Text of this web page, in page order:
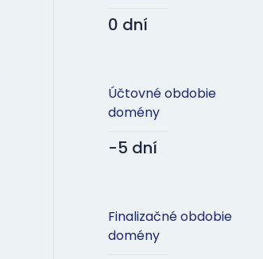
0 dní
Účtovné obdobie
domény
-5 dní
Finalizačné obdobie
domény